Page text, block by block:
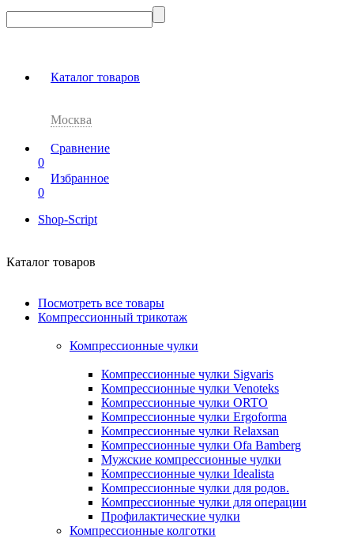
Каталог товаров
Москва
Сравнение
0
Избранное
0
Shop-Script
Каталог товаров
Посмотреть все товары
Компрессионный трикотаж
Компрессионные чулки
Компрессионные чулки Sigvaris
Компрессионные чулки Venoteks
Компрессионные чулки ORTO
Компрессионные чулки Ergoforma
Компрессионные чулки Relaxsan
Компрессионные чулки Ofa Bamberg
Мужские компрессионные чулки
Компрессионные чулки Idealista
Компрессионные чулки для родов.
Компрессионные чулки для операции
Профилактические чулки
Компрессионные колготки